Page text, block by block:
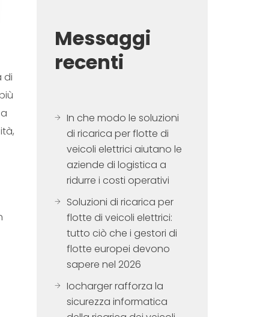
di
Messaggi
recenti
In che modo le soluzioni
di ricarica per flotte di
veicoli elettrici aiutano le
aziende di logistica a
ridurre i costi operativi
Soluzioni di ricarica per
flotte di veicoli elettrici:
tutto ciò che i gestori di
flotte europei devono
sapere nel 2026
Iocharger rafforza la
sicurezza informatica